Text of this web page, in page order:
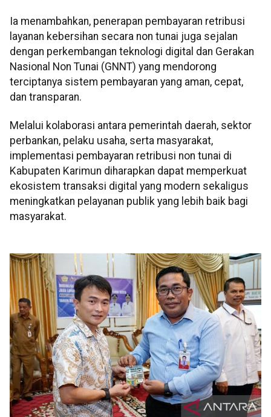
Ia menambahkan, penerapan pembayaran retribusi
layanan kebersihan secara non tunai juga sejalan
dengan perkembangan teknologi digital dan Gerakan
Nasional Non Tunai (GNNT) yang mendorong
terciptanya sistem pembayaran yang aman, cepat,
dan transparan.
Melalui kolaborasi antara pemerintah daerah, sektor
perbankan, pelaku usaha, serta masyarakat,
implementasi pembayaran retribusi non tunai di
Kabupaten Karimun diharapkan dapat memperkuat
ekosistem transaksi digital yang modern sekaligus
meningkatkan pelayanan publik yang lebih baik bagi
masyarakat.